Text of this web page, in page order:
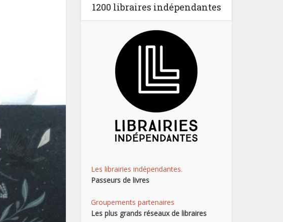
1200 libraires indépendantes
Les librairies indépendantes.
Passeurs de livres
Groupements partenaires
Les plus grands réseaux de libraires